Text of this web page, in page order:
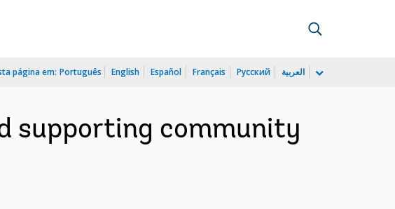
página em: Português English Español Français Русский العربية
supporting community